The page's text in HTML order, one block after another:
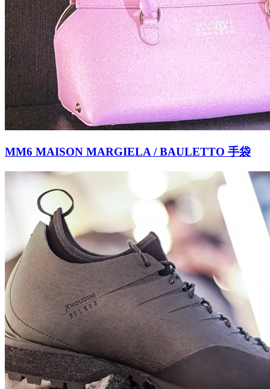
MM6 MAISON MARGIELA / BAULETTO 手袋